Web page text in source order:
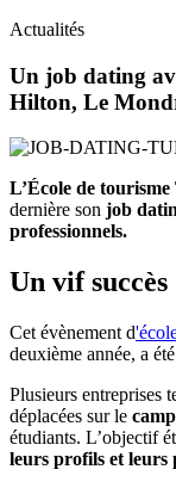
Actualités
Un job dating
Hilton, Le
L’École de
dernière son job
professionnels.
Un vif succès
Cet évènement d
deuxième année, a
Plusieurs entreprises
déplacées sur le
étudiants. L’objectif
leurs profils et leurs